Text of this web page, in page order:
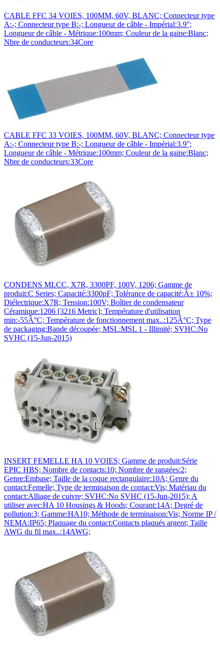
CABLE FFC 34 VOIES, 100MM, 60V, BLANC; Connecteur type
A:-; Connecteur type B:-; Longueur de câble - Impérial:3.9'';
Longueur de câble - Métrique:100mm; Couleur de la gaine:Blanc;
Nbre de conducteurs:34Core
CABLE FFC 33 VOIES, 100MM, 60V, BLANC; Connecteur type
A:-; Connecteur type B:-; Longueur de câble - Impérial:3.9'';
Longueur de câble - Métrique:100mm; Couleur de la gaine:Blanc;
Nbre de conducteurs:33Core
CONDENS MLCC, X7R, 3300PF, 100V, 1206; Gamme de
produit:C Series; Capacité:3300pF; Tolérance de capacité:Â± 10%;
Diélectrique:X7R; Tension:100V; Boîtier de condensateur
Céramique:1206 [3216 Metric]; Température d'utilisation
min:-55Â°C; Température de fonctionnement max..:125Â°C; Type
de packaging:Bande découpée; MSL:MSL 1 - Illimité; SVHC:No
SVHC (15-Jun-2015)
INSERT FEMELLE HA 10 VOIES; Gamme de produit:Série
EPIC HBS; Nombre de contacts:10; Nombre de rangées:2;
Genre:Embase; Taille de la coque rectangulaire:10A; Genre du
contact:Femelle; Type de terminaison de contact:Vis; Matériau du
contact:Alliage de cuivre; SVHC:No SVHC (15-Jun-2015); A
utiliser avec:HA 10 Housings & Hoods; Courant:14A; Degré de
pollution:3; Gamme:HA10; Méthode de terminaison:Vis; Norme IP /
NEMA:IP65; Plaquage du contact:Contacts plaqués argent; Taille
AWG du fil max..:14AWG;